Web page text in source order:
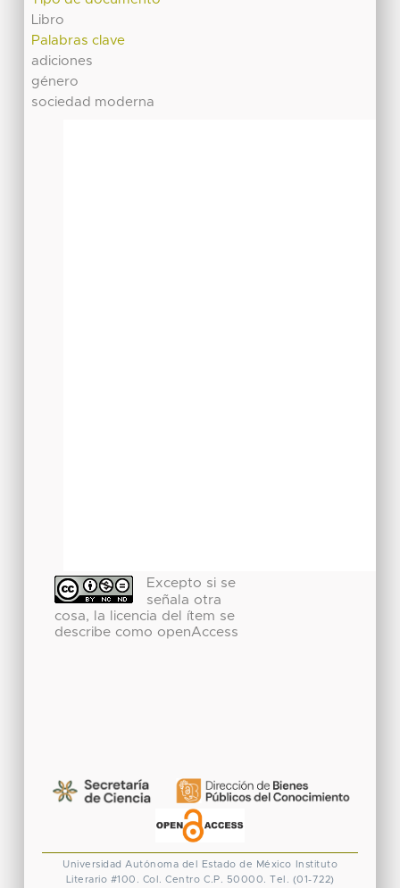
Libro
Palabras clave
adiciones
género
sociedad moderna
Excepto si se
señala otra
cosa, la licencia del ítem se
describe como openAccess
Universidad Autónoma del Estado de México
Instituto
Literario #100. Col. Centro C.P. 50000. Tel. (01-722)